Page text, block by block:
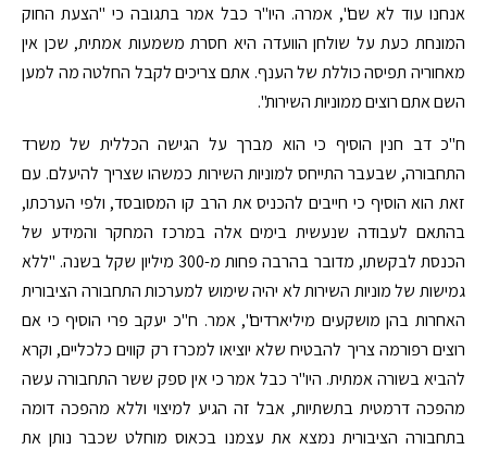
אנחנו עוד לא שם", אמרה. היו"ר כבל אמר בתגובה כי "הצעת החוק
המונחת כעת על שולחן הוועדה היא חסרת משמעות אמתית, שכן אין
מאחוריה תפיסה כוללת של הענף. אתם צריכים לקבל החלטה מה למען
השם אתם רוצים ממוניות השירות".
ח"כ דב חנין הוסיף כי הוא מברך על הגישה הכללית של משרד
התחבורה, שבעבר התייחס למוניות השירות כמשהו שצריך להיעלם. עם
זאת הוא הוסיף כי חייבים להכניס את הרב קו המסובסד, ולפי הערכתו,
בהתאם לעבודה שנעשית בימים אלה במרכז המחקר והמידע של
הכנסת לבקשתו, מדובר בהרבה פחות מ-300 מיליון שקל בשנה. "ללא
גמישות של מוניות השירות לא יהיה שימוש למערכות התחבורה הציבורית
האחרות בהן מושקעים מיליארדים", אמר. ח"כ יעקב פרי הוסיף כי אם
רוצים רפורמה צריך להבטיח שלא יוציאו למכרז רק קווים כלכליים, וקרא
להביא בשורה אמתית. היו"ר כבל אמר כי אין ספק ששר התחבורה עשה
מהפכה דרמטית בתשתיות, אבל זה הגיע למיצוי וללא מהפכה דומה
בתחבורה הציבורית נמצא את עצמנו בכאוס מוחלט שכבר נותן את